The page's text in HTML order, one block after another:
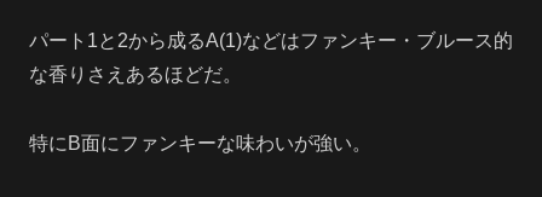
パート1と2から成るA(1)などはファンキー・ブルース的
な香りさえあるほどだ。
特にB面にファンキーな味わいが強い。